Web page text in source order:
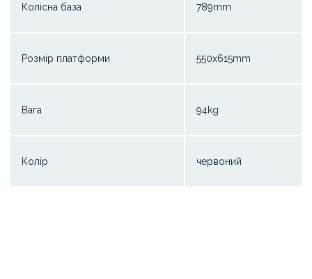
Колісна база 789mm
Розмір платформи 550x615mm
Вага 94kg
Колір червоний